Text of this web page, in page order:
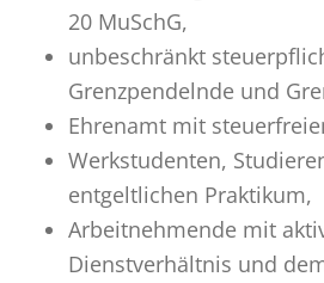
20 MuSchG,
unbeschränkt
Grenzpendelnde und
Ehrenamt mit
Werkstudenten,
entgeltlichen Praktikum,
Arbeitnehmende mit
Dienstverhältnis und